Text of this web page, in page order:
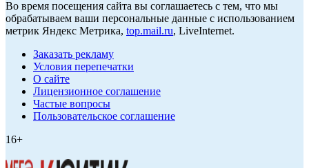
Во время посещения сайта вы соглашаетесь с тем, что мы
обрабатываем ваши персональные данные с использованием
метрик Яндекс Метрика, top.mail.ru, LiveInternet.
Заказать рекламу
Условия перепечатки
О сайте
Лицензионное соглашение
Частые вопросы
Пользовательское соглашение
16+